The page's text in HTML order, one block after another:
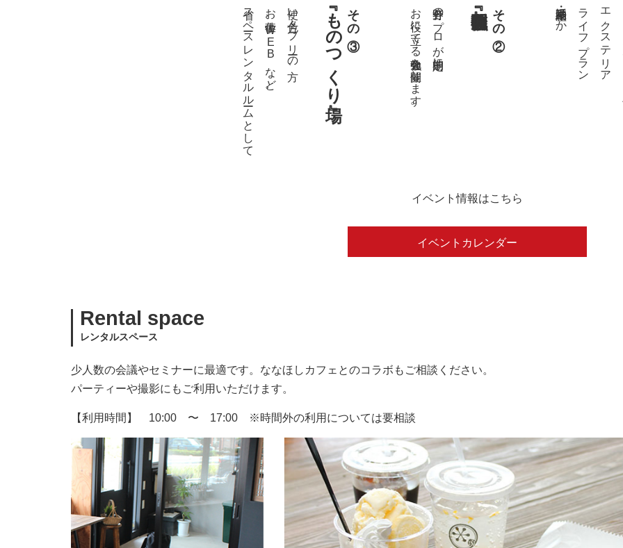
エクステリア
ライフプラン
不動産・相続ほか
その②
各分野のプロが定期的に
お役に立てる勉強会を開催します。
その③
『ものつくり場』
使い方色々。フリーの方、
お仕事、WEBなど。
省スペースレンタルルームとして
イベント情報はこちら
イベントカレンダー
Rental space
レンタルスペース
少人数の会議やセミナーに最適です。ななほしカフェとのコラボもご相談ください。
パーティーや撮影にもご利用いただけます。
【利用時間】 10:00 〜 17:00 ※時間外の利用については要相談